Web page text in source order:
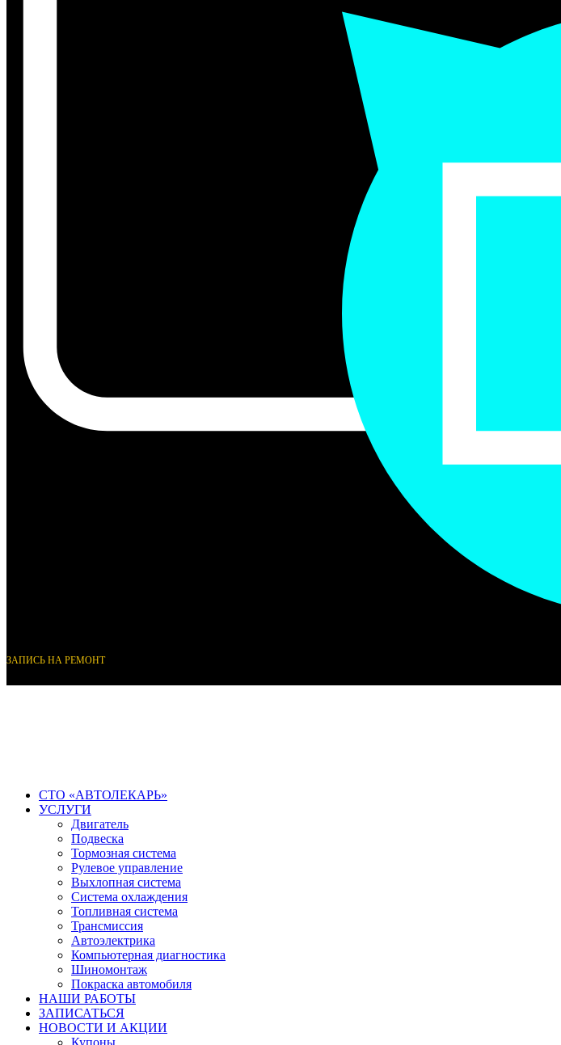
ЗАПИСЬ НА РЕМОНТ
СТО «АВТОЛЕКАРЬ»
УСЛУГИ
Двигатель
Подвеска
Тормозная система
Рулевое управление
Выхлопная система
Система охлаждения
Топливная система
Трансмиссия
Автоэлектрика
Компьютерная диагностика
Шиномонтаж
Покраска автомобиля
НАШИ РАБОТЫ
ЗАПИСАТЬСЯ
НОВОСТИ И АКЦИИ
Купоны